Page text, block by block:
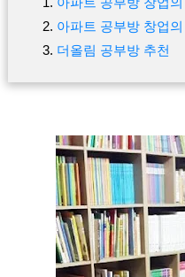
아파트 공부방 창업의
더올림 공부방 추천